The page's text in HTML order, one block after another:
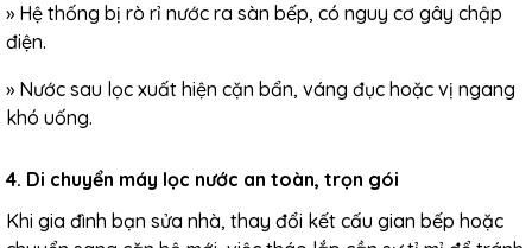
» Hệ thống bị rò rỉ nước ra sàn bếp, có nguy cơ gây chập
điện.
» Nước sau lọc xuất hiện cặn bẩn, váng đục hoặc vị ngang
khó uống.
4. Di chuyển máy lọc nước an toàn, trọn gói
Khi gia đình bạn sửa nhà, thay đổi kết cấu gian bếp hoặc